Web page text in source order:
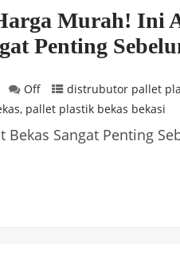
Murah! Ini
Penting
Off distrubutor pallet
, pallet plastik bekas bekasi
Bekas Sangat Penting